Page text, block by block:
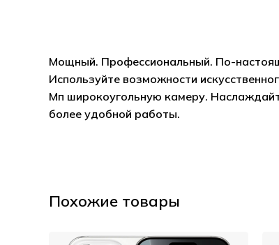
Мощный. Профессиональный. По-
Используйте возможности
Мп широкоугольную камеру.
более удобной работы.
Похожие товары